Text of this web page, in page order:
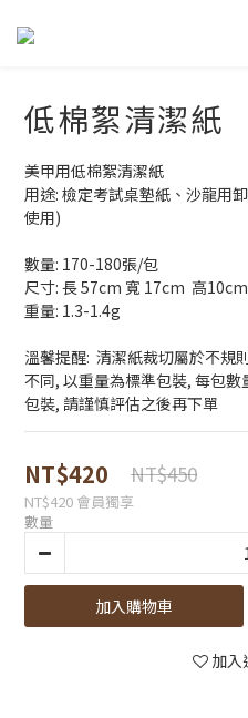
低棉絮清潔紙
美甲用低棉絮清潔紙
用途: 檢定考試桌墊紙、沙龍用
使用)
數量: 170-180張/包
尺寸: 長 57cm 寬 17cm  高10cm
重量: 1.3-1.4g
溫馨提醒:  清潔紙裁切屬於不規
不同, 以重量為標準包裝, 每包
包裝, 請謹慎評估之後再下單
NT$420 NT$450
NT$420 會員獨享
數量
加入購物車
加入